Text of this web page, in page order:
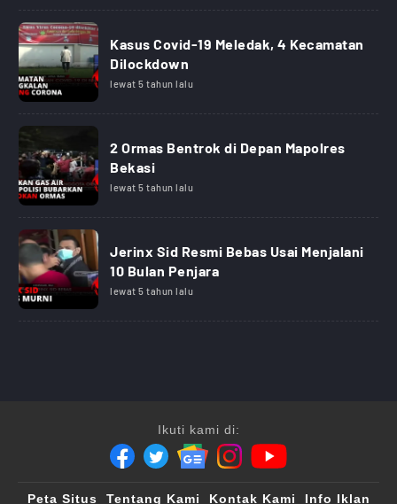
Kasus Covid-19 Meledak, 4 Kecamatan
Dilockdown
lewat 5 tahun lalu
2 Ormas Bentrok di Depan Mapolres
Bekasi
lewat 5 tahun lalu
Jerinx Sid Resmi Bebas Usai Menjalani
10 Bulan Penjara
lewat 5 tahun lalu
Ikuti kami di:
Peta Situs Tentang Kami Kontak Kami Info Iklan